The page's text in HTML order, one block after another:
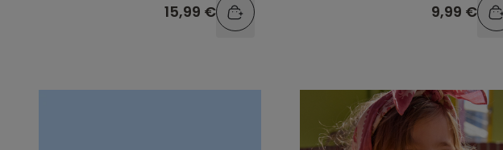
15,99 € 9,99 €